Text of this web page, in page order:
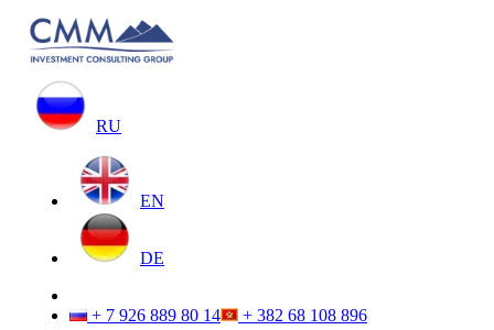
RU
EN
DE
+ 7 926 889 80 14 + 382 68 108 896